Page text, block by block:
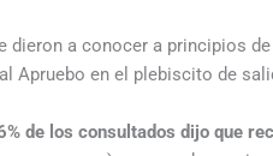
a conocer a principios
Apruebo en el plebiscito de
de los consultados dijo que